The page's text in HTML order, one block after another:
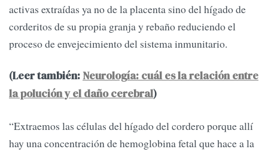
activas extraídas ya no de la placenta sino del hígado de
corderitos de su propia granja y rebaño reduciendo el
proceso de envejecimiento del sistema inmunitario.
(Leer también: Neurología: cuál es la relación entre
la polución y el daño cerebral)
“Extraemos las células del hígado del cordero porque allí
hay una concentración de hemoglobina fetal que hace a la